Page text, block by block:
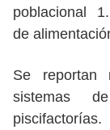
poblacional
de
Se reportan
sistemas
piscifactorías.